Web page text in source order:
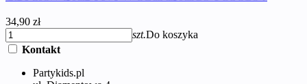
34,90 zł
szt.Do koszyka
Kontakt
Partykids.pl